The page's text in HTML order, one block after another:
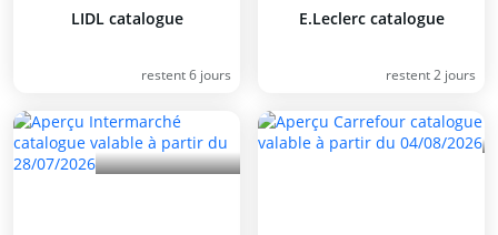
LIDL catalogue
restent 6 jours
E.Leclerc catalogue
restent 2 jours